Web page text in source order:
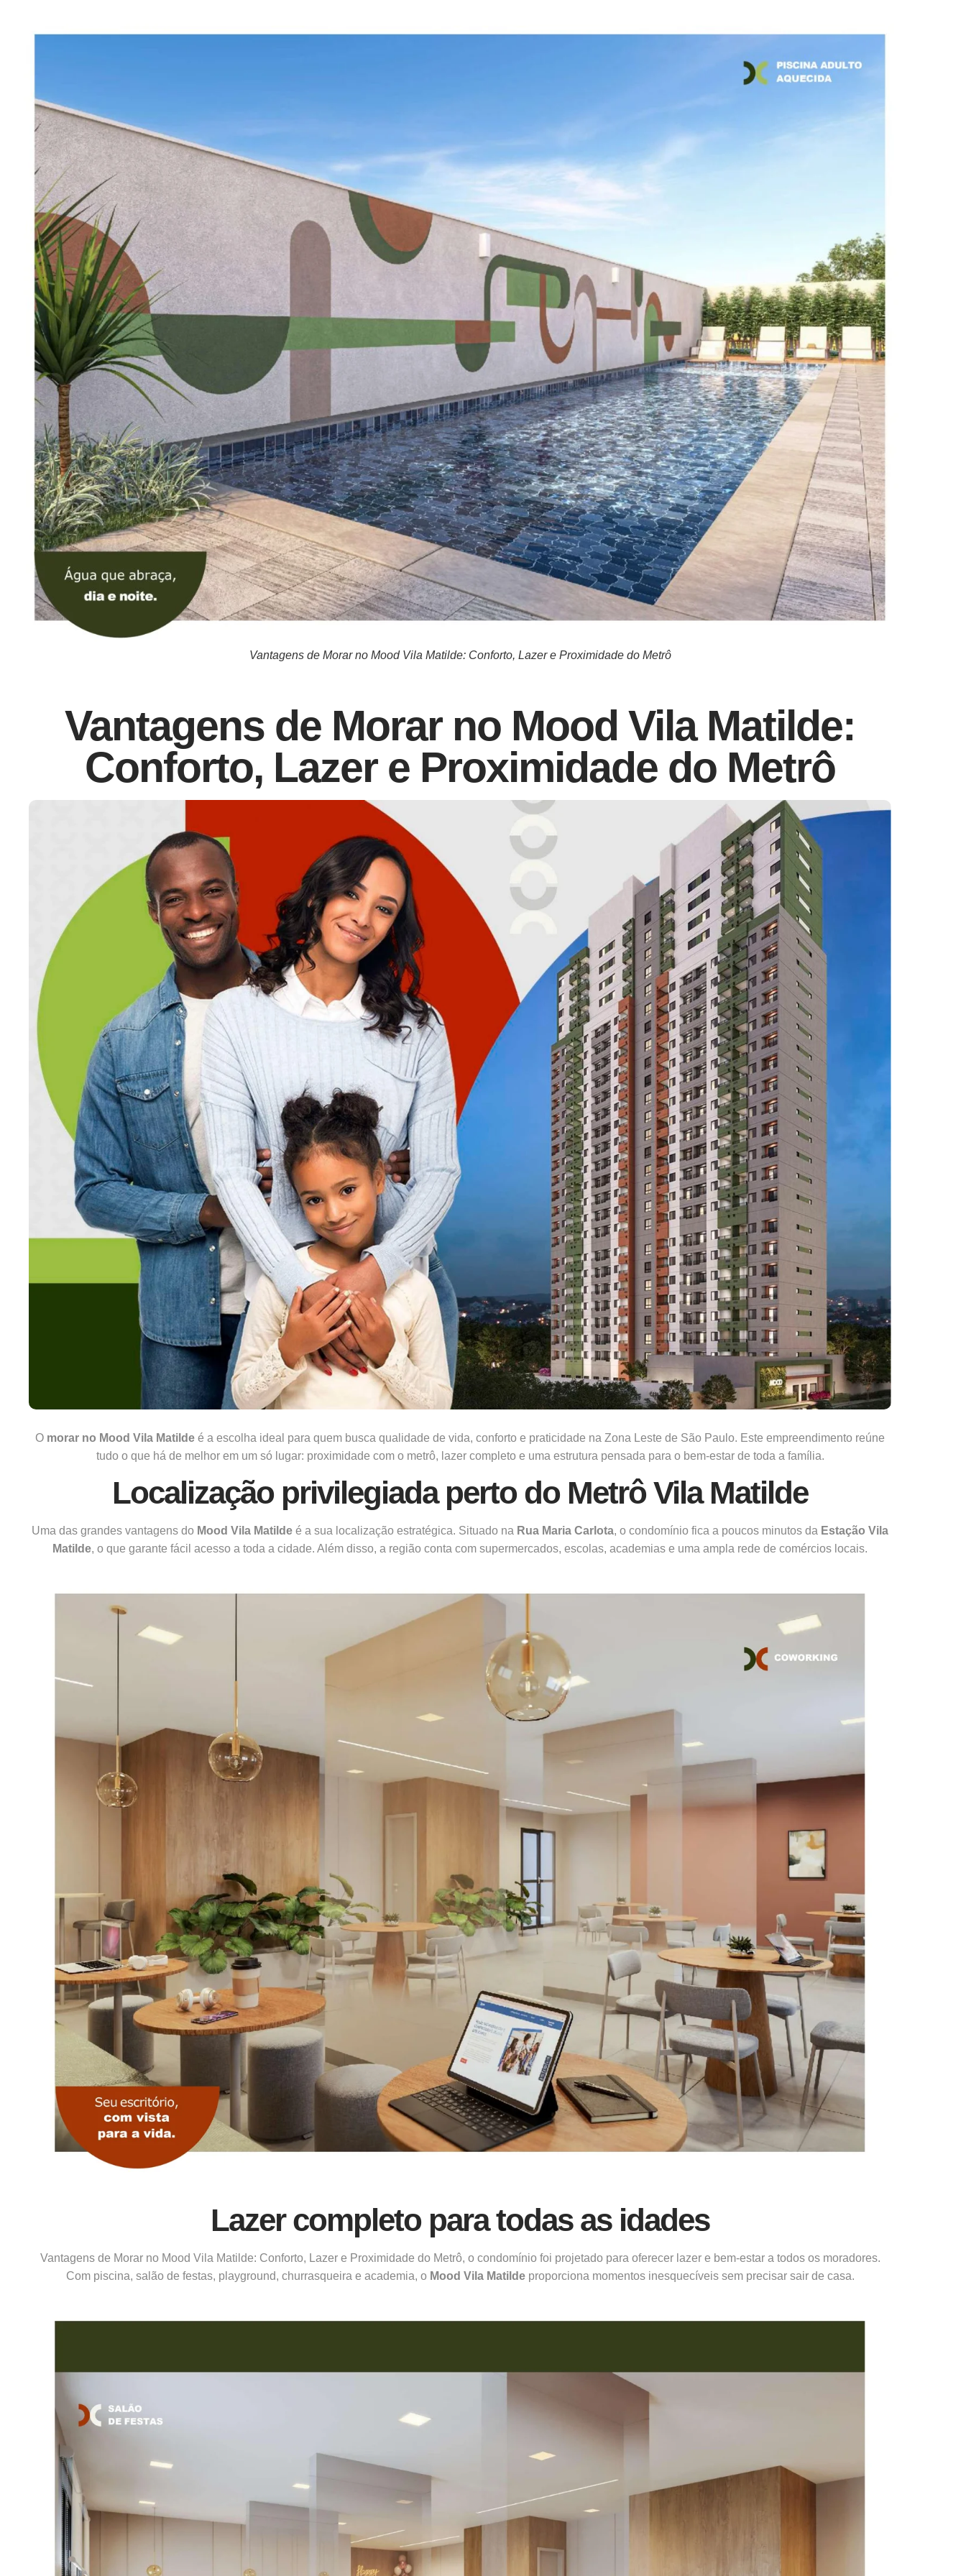
Vantagens de Morar no Mood Vila Matilde: Conforto, Lazer e Proximidade do Metrô
Vantagens de Morar no Mood Vila Matilde:
Conforto, Lazer e Proximidade do Metrô
O morar no Mood Vila Matilde é a escolha ideal para quem busca qualidade de vida, conforto e praticidade na Zona Leste de São Paulo. Este empreendimento reúne
tudo o que há de melhor em um só lugar: proximidade com o metrô, lazer completo e uma estrutura pensada para o bem-estar de toda a família.
Localização privilegiada perto do Metrô Vila Matilde
Uma das grandes vantagens do Mood Vila Matilde é a sua localização estratégica. Situado na Rua Maria Carlota, o condomínio fica a poucos minutos da Estação Vila
Matilde, o que garante fácil acesso a toda a cidade. Além disso, a região conta com supermercados, escolas, academias e uma ampla rede de comércios locais.
Lazer completo para todas as idades
Vantagens de Morar no Mood Vila Matilde: Conforto, Lazer e Proximidade do Metrô, o condomínio foi projetado para oferecer lazer e bem-estar a todos os moradores.
Com piscina, salão de festas, playground, churrasqueira e academia, o Mood Vila Matildeproporciona momentos inesquecíveis sem precisar sair de casa.